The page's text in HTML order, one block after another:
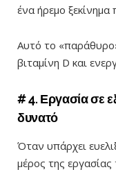
ένα ήρεμο ξεκίνημα
Αυτό το
βιταμίνη D και
# 4. Εργασία σε
δυνατό
Όταν υπάρχει
μέρος της